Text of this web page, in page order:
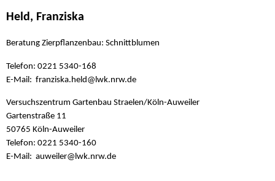
Held, Franziska
Beratung Zierpflanzenbau: Schnittblumen
Telefon: 0221 5340-168
E-Mail: franziska.held@ lwk.nrw.de
Versuchszentrum Gartenbau Straelen/Köln-Auweiler
Gartenstraße 11
50765 Köln-Auweiler
Telefon: 0221 5340-160
E-Mail: auweiler@ lwk.nrw.de